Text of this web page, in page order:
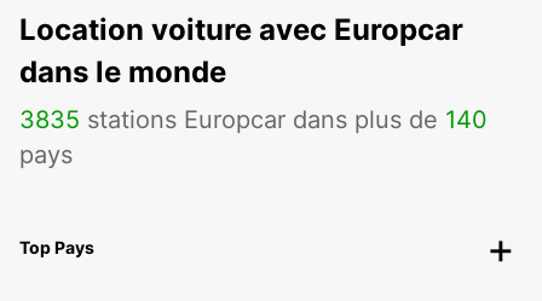
Location voiture avec Europcar
dans le monde
3835 stations Europcar dans plus de 140
pays
Top Pays